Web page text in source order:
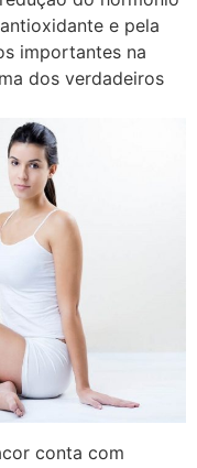
e pela
importantes na
dos verdadeiros
conta com